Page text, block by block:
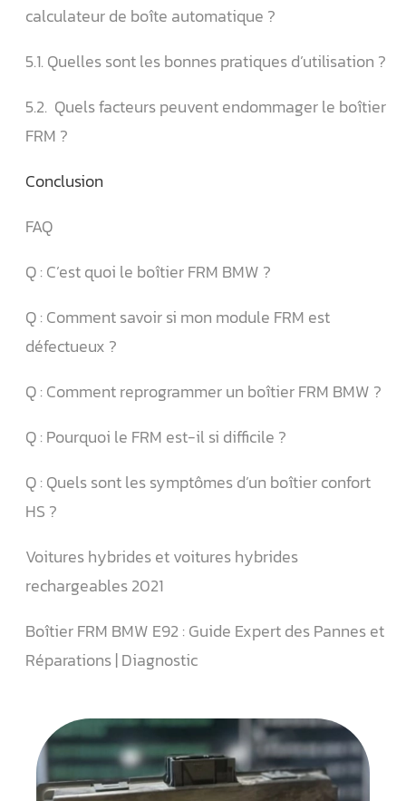
calculateur de boîte automatique ?
5.1. Quelles sont les bonnes pratiques d’utilisation ?
5.2. ️ Quels facteurs peuvent endommager le boîtier
FRM ?
Conclusion
FAQ
Q : C’est quoi le boîtier FRM BMW ?
Q : Comment savoir si mon module FRM est
défectueux ?
Q : Comment reprogrammer un boîtier FRM BMW ?
Q : Pourquoi le FRM est-il si difficile ?
Q : Quels sont les symptômes d’un boîtier confort
HS ?
Voitures hybrides et voitures hybrides
rechargeables 2021
Boîtier FRM BMW E92 : Guide Expert des Pannes et
Réparations | Diagnostic